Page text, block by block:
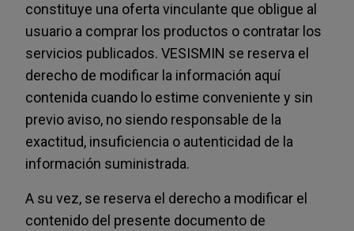
constituye una oferta vinculante que obligue al
usuario a comprar los productos o contratar los
servicios publicados. VESISMIN se reserva el
derecho de modificar la información aquí
contenida cuando lo estime conveniente y sin
previo aviso, no siendo responsable de la
exactitud, insuficiencia o autenticidad de la
información suministrada.
A su vez, se reserva el derecho a modificar el
contenido del presente documento de